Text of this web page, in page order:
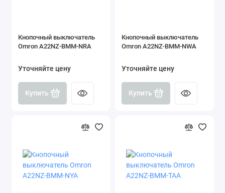
Кнопочный выключатель
Omron A22NZ-BMM-NRA
Уточняйте цену
Купить
Кнопочный выключатель
Omron A22NZ-BMM-NWA
Уточняйте цену
Купить